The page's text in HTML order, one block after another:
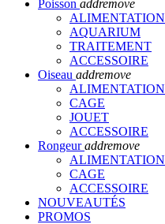
Poisson addremove
ALIMENTATION
AQUARIUM
TRAITEMENT
ACCESSOIRE
Oiseau addremove
ALIMENTATION
CAGE
JOUET
ACCESSOIRE
Rongeur addremove
ALIMENTATION
CAGE
ACCESSOIRE
NOUVEAUTÉS
PROMOS